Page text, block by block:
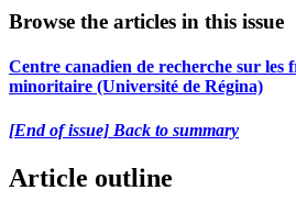
Browse the articles in this issue
Centre canadien de recherche sur les
minoritaire (Université de Régina)
[End of issue] Back to summary
Article outline